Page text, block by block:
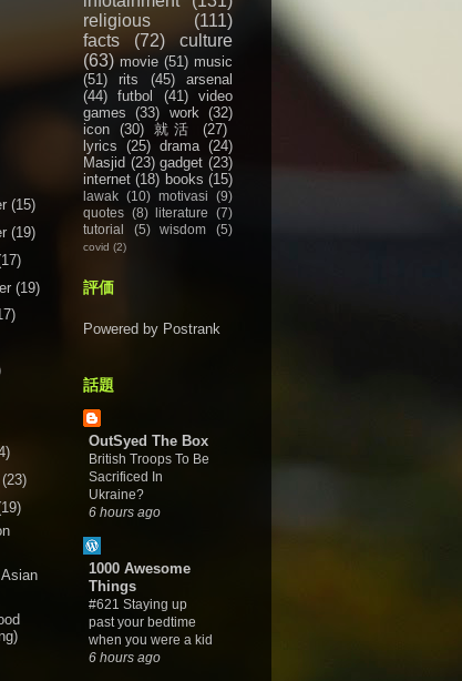
(15)
(19)
(19)
(23)
religious
(111)
facts
(72)
culture
(63) movie (51) music
(51)
rits (45)
arsenal
(44)
futbol (41)
video
games
(33) work (32)
icon (30) 就活
(27)
lyrics (25) drama (24)
Masjid (23) gadget (23)
internet (18) books (15)
lawak (10) motivasi
(9)
quotes (8) literature
(7)
tutorial
(5) wisdom (5)
covid (2)
評価
Powered by Postrank
話題
OutSyed The Box
British Troops To Be
Sacrificed In
Ukraine?
6 hours ago
1000 Awesome
Things
#621 Staying up
past your bedtime
when you were a kid
6 hours ago